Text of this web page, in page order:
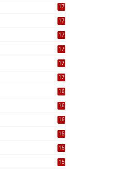
17
17
17
17
17
17
16
16
16
15
15
15